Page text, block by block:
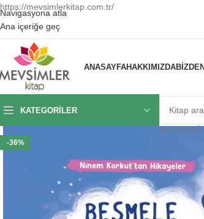
https://mevsimlerkitap.com.tr/
Navigasyona atla
Ana içeriğe geç
ANASAYFAHAKKIMIZDA
KATEGORILER
KATEGORI
-36%